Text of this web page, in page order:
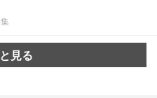
見る